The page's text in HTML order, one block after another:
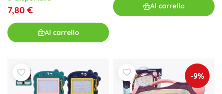
7,80 €
Al carrello
Al carrello
-9%